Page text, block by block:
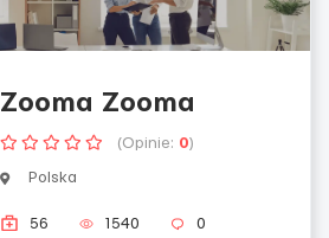
Zooma Zooma
(Opinie: 0)
Polska
56 1540 0